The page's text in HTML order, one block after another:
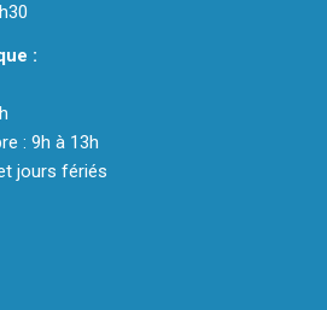
:
: 9h à 13h
jours fériés